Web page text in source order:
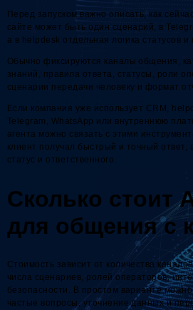
Перед запуском важно описать, как
сайте может быть один сценарий, в
а в helpdesk отдельная логика статусов и
Обычно фиксируются каналы общения,
знаний, правила ответа, статусы, роли
сценарии передачи человеку и формат
Если компания уже использует CRM,
Telegram, WhatsApp или внутреннюю
агента можно связать с этими
клиент получал быстрый и точный ответ,
статус и ответственного.
Сколько стоит
для общения с
Стоимость зависит от количества
числа сценариев, ролей операторов,
безопасности. В простом варианте
частые вопросы, уточнение данных и